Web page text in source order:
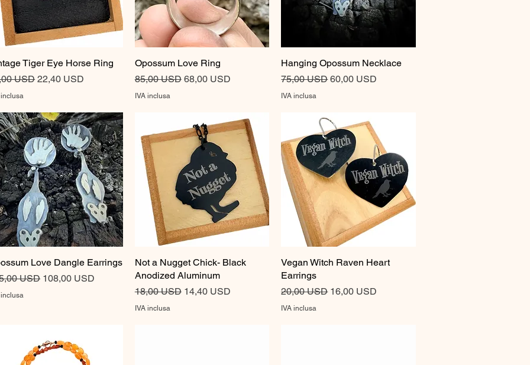
Vista rapida
Tiger Eye Horse Ring
regolare
USD Prezzo scontato
22,40 USD
inclusa
Vista rapida
Opossum Love Ring
Prezzo regolare
85,00 USD Prezzo scontato
68,00 USD
IVA inclusa
Vista rapida
Hanging Opossum Necklace
Prezzo regolare
75,00 USDPrezzo scontato
60,00 USD
IVA inclusa
Vista rapida
Love Dangle Earrings
regolare
USD Prezzo scontato
108,00 USD
inclusa
Vista rapida
Not a Nugget Chick- Black
Anodized Aluminum
Prezzo regolare
18,00 USD Prezzo scontato
14,40 USD
IVA inclusa
Vista rapida
Vegan Witch Raven Heart
Earrings
Prezzo regolare
20,00 USD Prezzo scontato
16,00 USD
IVA inclusa